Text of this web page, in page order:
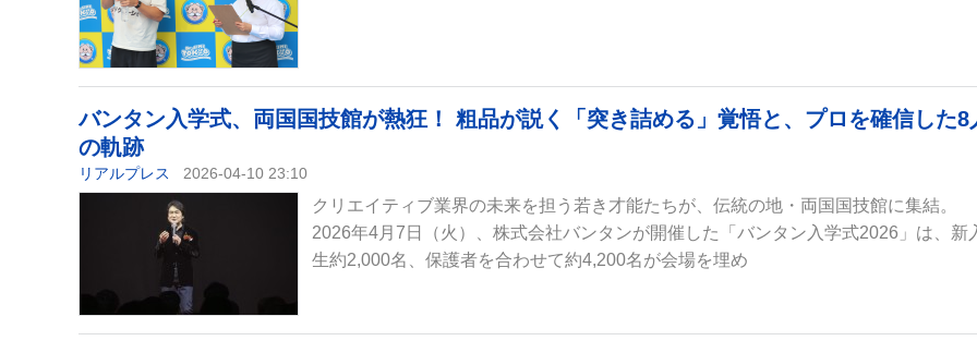
バンタン入学式、両国国技館が熱狂！ 粗品が説く「突き詰める」覚悟と、プロを確信した8
の軌跡
リアルプレス 2026-04-10 23:10
クリエイティブ業界の未来を担う若き才能たちが、伝統の地・両国国技館に集結。
2026年4月7日（火）、株式会社バンタンが開催した「バンタン入学式2026」は、新
生約2,000名、保護者を合わせて約4,200名が会場を埋め